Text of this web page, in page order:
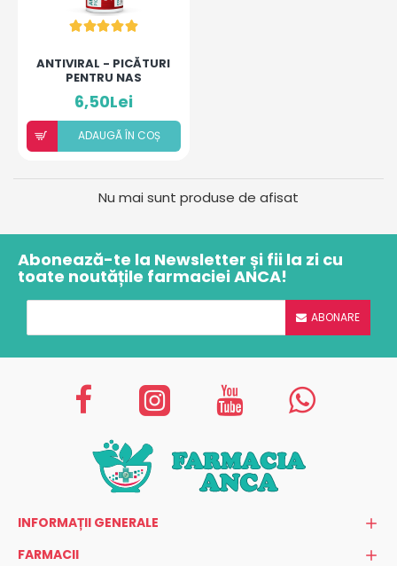
ANTIVIRAL - PICĂTURI
PENTRU NAS
6,50Lei
ADAUGÃ ÎN COȘ
Nu mai sunt produse de afisat
Abonează-te la Newsletter și fii la zi cu
toate noutățile farmaciei ANCA!
ABONARE
INFORMAȚII GENERALE
FARMACII